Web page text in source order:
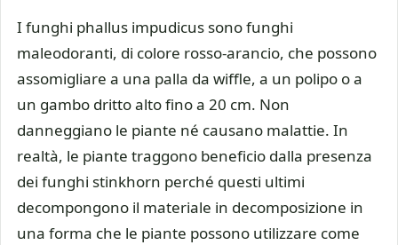
I funghi phallus impudicus sono funghi
maleodoranti, di colore rosso-arancio, che possono
assomigliare a una palla da wiffle, a un polipo o a
un gambo dritto alto fino a 20 cm. Non
danneggiano le piante né causano malattie. In
realtà, le piante traggono beneficio dalla presenza
dei funghi stinkhorn perché questi ultimi
decompongono il materiale in decomposizione in
una forma che le piante possono utilizzare come